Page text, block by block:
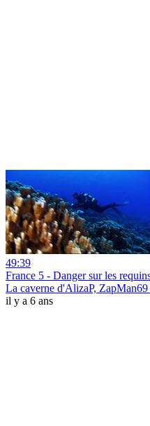
49:39
France 5 - Danger sur les
La caverne d'AlizaP,
il y a 6 ans